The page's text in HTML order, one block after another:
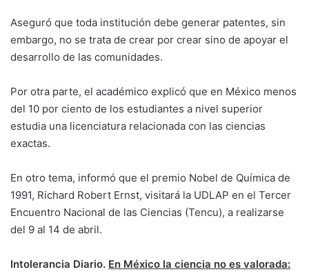
Aseguró que toda institución debe generar patentes, sin
embargo, no se trata de crear por crear sino de apoyar el
desarrollo de las comunidades.
Por otra parte, el académico explicó que en México menos
del 10 por ciento de los estudiantes a nivel superior
estudia una licenciatura relacionada con las ciencias
exactas.
En otro tema, informó que el premio Nobel de Química de
1991, Richard Robert Ernst, visitará la UDLAP en el Tercer
Encuentro Nacional de las Ciencias (Tencu), a realizarse
del 9 al 14 de abril.
Intolerancia Diario. En México la ciencia no es valorada: